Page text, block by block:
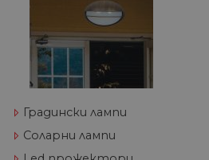
Градински лампи
Соларни лампи